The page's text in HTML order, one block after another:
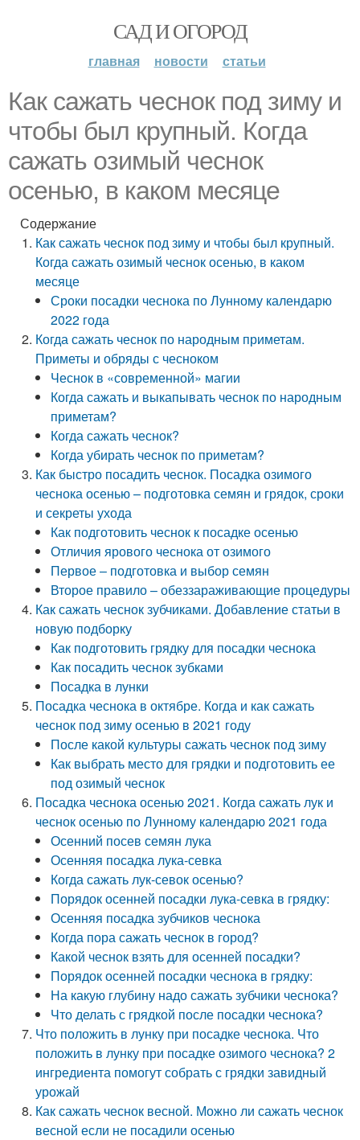
САД И ОГОРОД
главная новости статьи
Как сажать чеснок под зиму и
чтобы был крупный. Когда
сажать озимый чеснок
осенью, в каком месяце
Содержание
Как сажать чеснок под зиму и чтобы был крупный.
Когда сажать озимый чеснок осенью, в каком
месяце
Сроки посадки чеснока по Лунному календарю
2022 года
Когда сажать чеснок по народным приметам.
Приметы и обряды с чесноком
Чеснок в «современной» магии
Когда сажать и выкапывать чеснок по народным
приметам?
Когда сажать чеснок?
Когда убирать чеснок по приметам?
Как быстро посадить чеснок. Посадка озимого
чеснока осенью – подготовка семян и грядок, сроки
и секреты ухода
Как подготовить чеснок к посадке осенью
Отличия ярового чеснока от озимого
Первое – подготовка и выбор семян
Второе правило – обеззараживающие процедуры
Как сажать чеснок зубчиками. Добавление статьи в
новую подборку
Как подготовить грядку для посадки чеснока
Как посадить чеснок зубками
Посадка в лунки
Посадка чеснока в октябре. Когда и как сажать
чеснок под зиму осенью в 2021 году
После какой культуры сажать чеснок под зиму
Как выбрать место для грядки и подготовить ее
под озимый чеснок
Посадка чеснока осенью 2021. Когда сажать лук и
чеснок осенью по Лунному календарю 2021 года
Осенний посев семян лука
Осенняя посадка лука-севка
Когда сажать лук-севок осенью?
Порядок осенней посадки лука-севка в грядку:
Осенняя посадка зубчиков чеснока
Когда пора сажать чеснок в город?
Какой чеснок взять для осенней посадки?
Порядок осенней посадки чеснока в грядку:
На какую глубину надо сажать зубчики чеснока?
Что делать с грядкой после посадки чеснока?
Что положить в лунку при посадке чеснока. Что
положить в лунку при посадке озимого чеснока? 2
ингредиента помогут собрать с грядки завидный
урожай
Как сажать чеснок весной. Можно ли сажать чеснок
весной если не посадили осенью